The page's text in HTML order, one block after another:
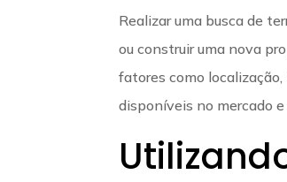
Realizar uma busca de
ou construir uma nova
fatores como
disponíveis no mercado